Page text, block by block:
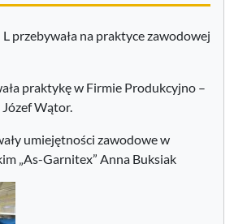
przebywała na praktyce zawodowej
praktykę w Firmie Produkcyjno –
Wątor.
umiejętności zawodowe w
„As-Garnitex” Anna Buksiak